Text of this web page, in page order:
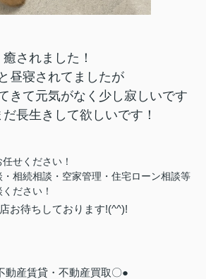
癒されました！
昼寝されてましたが
きて元気がなく少し寂しいです
長生きして欲しいです！
せください！
相続相談・ 空家管理・住宅ローン相談等
ださい！
お待ちしております!(^^)!
産賃貸・不動産買取〇●